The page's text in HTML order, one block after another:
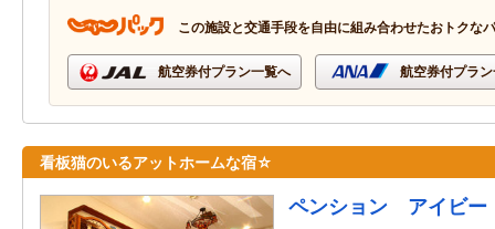
この施設と交通手段を自由に組み合わせたおトクな
航空券付プラン一覧へ 航空券付プラ
看板猫のいるアットホームな宿☆
ペンション アイビー